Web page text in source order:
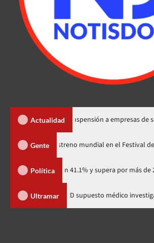
Actualidad
Santos dice suspensión a empresas de
Gente
Minus Zero» tendrá su estreno mundial
Política
con 41.1% y supera por más de 22 puntos a
Ultramar Salió de RD supuesto